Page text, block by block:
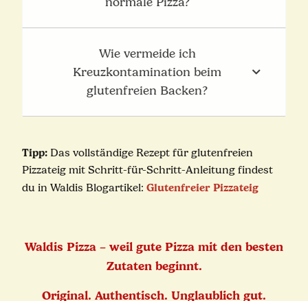
Wie vermeide ich
Kreuzkontamination beim
glutenfreien Backen?
Tipp: Das vollständige Rezept für glutenfreien
Pizzateig mit Schritt-für-Schritt-Anleitung findest
du in Waldis Blogartikel: Glutenfreier Pizzateig
Waldis Pizza – weil gute Pizza mit den besten
Zutaten beginnt.
Original. Authentisch. Unglaublich gut.